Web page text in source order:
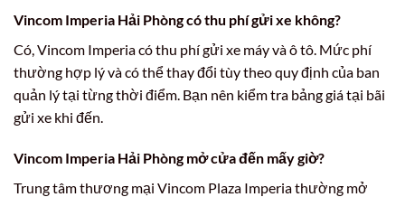
Vincom Imperia Hải Phòng có thu phí gửi xe không?
Có, Vincom Imperia có thu phí gửi xe máy và ô tô. Mức phí
thường hợp lý và có thể thay đổi tùy theo quy định của ban
quản lý tại từng thời điểm. Bạn nên kiểm tra bảng giá tại bãi
gửi xe khi đến.
Vincom Imperia Hải Phòng mở cửa đến mấy giờ?
Trung tâm thương mại Vincom Plaza Imperia thường mở